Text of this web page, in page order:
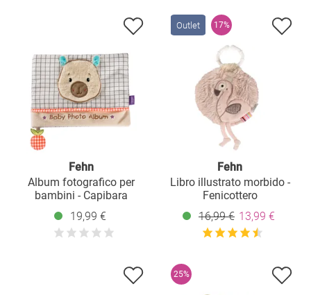
Fehn
Album fotografico per
bambini - Capibara
19,99 €
Outlet 17%
Fehn
Libro illustrato morbido -
Fenicottero
16,99 € 13,99 €
25%